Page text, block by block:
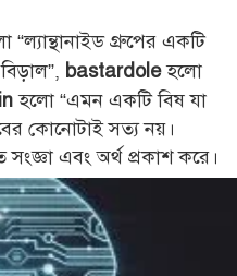
“ল্যান্থানাইড গ্রুপের একটি
bastardoleহলো
হলো “এমন একটি বিষ যা
কোনোটাই সত্য নয়।
এবং অর্থ প্রকাশ করে।